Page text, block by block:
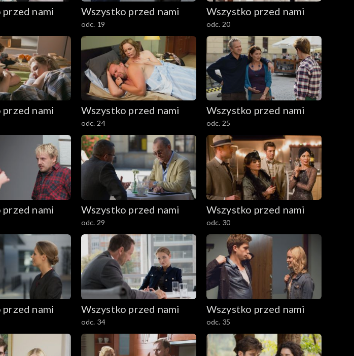
nami Wszystko przed nami
odc. 19
Wszystko przed nami
odc. 20
nami Wszystko przed nami
odc. 24
Wszystko przed nami
odc. 25
nami Wszystko przed nami
odc. 29
Wszystko przed nami
odc. 30
nami Wszystko przed nami
odc. 34
Wszystko przed nami
odc. 35